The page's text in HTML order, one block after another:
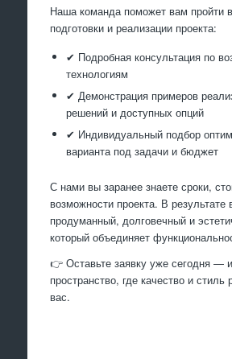
Наша команда поможет вам пройти
подготовки и реализации проекта:
✔ Подробная консультация по
технологиям
✔ Демонстрация примеров
решений и доступных опций
✔ Индивидуальный подбор
варианта под задачи и бюджет
С нами вы заранее знаете сроки,
возможности проекта. В результате
продуманный, долговечный и
который объединяет
👉 Оставьте заявку уже сегодня —
пространство, где качество и стиль
вас.